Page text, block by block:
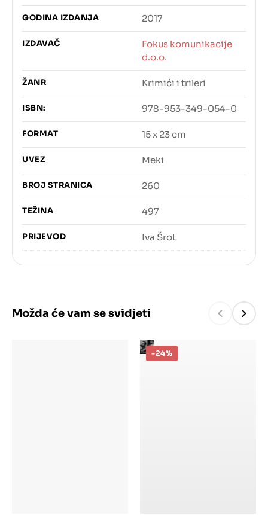
GODINA IZDANJA 2017
IZDAVAČ
Fokus komunikacije
d.o.o.
ŽANR Krimići i trileri
ISBN: 978-953-349-054-0
FORMAT 15 x 23 cm
UVEZ Meki
BROJ STRANICA 260
TEŽINA 497
PRIJEVOD Iva Šrot
Možda će vam se svidjeti
-24%